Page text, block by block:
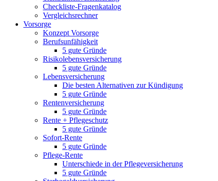
Checkliste-Fragenkatalog
Vergleichsrechner
Vorsorge
Konzept Vorsorge
Berufsunfähigkeit
5 gute Gründe
Risikolebensversicherung
5 gute Gründe
Lebensversicherung
Die besten Alternativen zur Kündigung
5 gute Gründe
Rentenversicherung
5 gute Gründe
Rente + Pflegeschutz
5 gute Gründe
Sofort-Rente
5 gute Gründe
Pflege-Rente
Unterschiede in der Pflegeversicherung
5 gute Gründe